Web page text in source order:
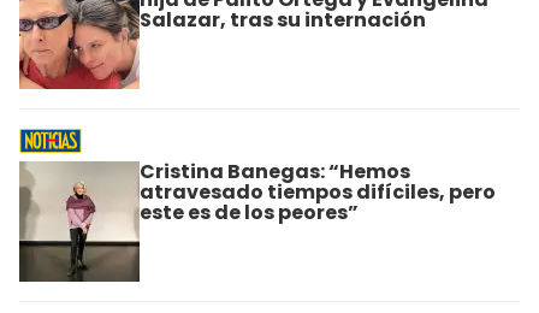
Salazar, tras su internación
Cristina Banegas: “Hemos
atravesado tiempos difíciles, pero
este es de los peores”